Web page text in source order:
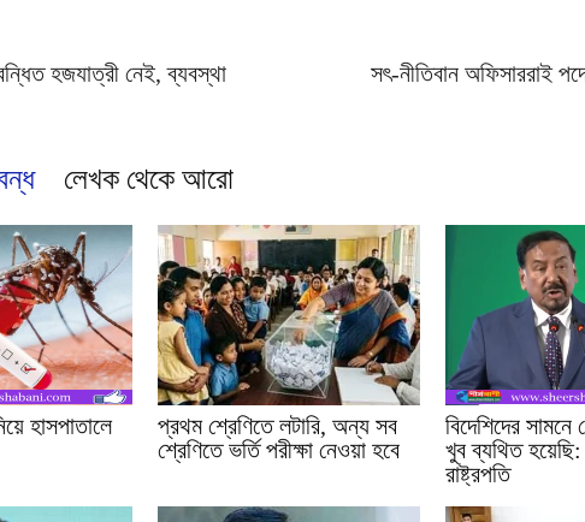
হজযাত্রী নেই, ব্যবস্থা
সৎ-নীতিবান অফিসাররাই
লেখক থেকে আরো
হাসপাতালে
প্রথম শ্রেণিতে লটারি, অন্য সব
শ্রেণিতে ভর্তি পরীক্ষা নেওয়া হবে
বিদেশিদের
খুব ব্যথিত
রাষ্ট্রপতি